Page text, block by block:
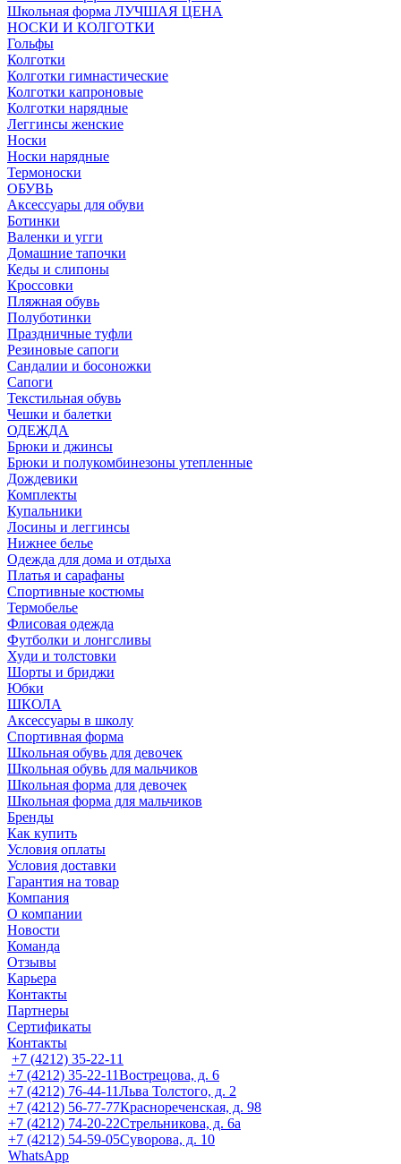
Школьная форма ЛУЧШАЯ ЦЕНА
НОСКИ И КОЛГОТКИ
Гольфы
Колготки
Колготки гимнастические
Колготки капроновые
Колготки нарядные
Леггинсы женские
Носки
Носки нарядные
Термоноски
ОБУВЬ
Аксессуары для обуви
Ботинки
Валенки и угги
Домашние тапочки
Кеды и слипоны
Кроссовки
Пляжная обувь
Полуботинки
Праздничные туфли
Резиновые сапоги
Сандалии и босоножки
Сапоги
Текстильная обувь
Чешки и балетки
ОДЕЖДА
Брюки и джинсы
Брюки и полукомбинезоны утепленные
Дождевики
Комплекты
Купальники
Лосины и леггинсы
Нижнее белье
Одежда для дома и отдыха
Платья и сарафаны
Спортивные костюмы
Термобелье
Флисовая одежда
Футболки и лонгсливы
Худи и толстовки
Шорты и бриджи
Юбки
ШКОЛА
Аксессуары в школу
Спортивная форма
Школьная обувь для девочек
Школьная обувь для мальчиков
Школьная форма для девочек
Школьная форма для мальчиков
Бренды
Как купить
Условия оплаты
Условия доставки
Гарантия на товар
Компания
О компании
Новости
Команда
Отзывы
Карьера
Контакты
Партнеры
Сертификаты
Контакты
+7 (4212) 35-22-11
+7 (4212) 35-22-11Вострецова, д. 6
+7 (4212) 76-44-11Льва Толстого, д. 2
+7 (4212) 56-77-77Краснореченская, д. 98
+7 (4212) 74-20-22Стрельникова, д. 6а
+7 (4212) 54-59-05Суворова, д. 10
WhatsApp